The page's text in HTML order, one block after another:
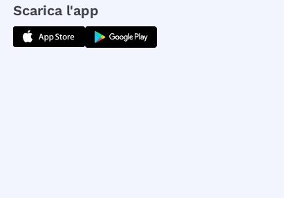
Scarica l'app